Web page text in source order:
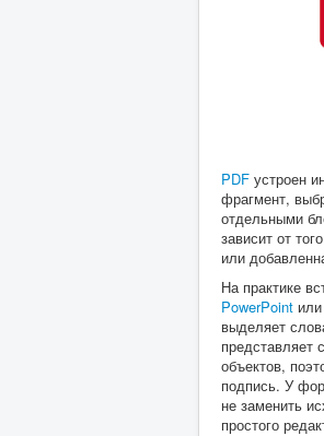
PDF устроен
фрагмент,
отдельными
зависит от
или
На практике
PowerPoint
выделяет
представляет
объектов,
подпись. У
не заменить
простого